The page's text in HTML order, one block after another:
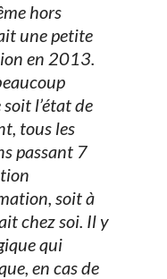
hors
une petite
en 2013.
l’état de
tous les
passant 7
soit à
chez soi. Il y
qui
en cas de